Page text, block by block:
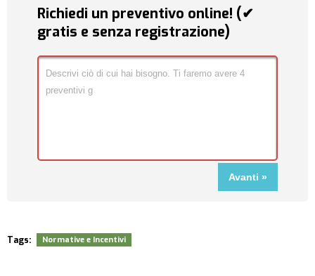
Richiedi un preventivo online! (✔
gratis e senza registrazione)
Tags: Normative e Incentivi